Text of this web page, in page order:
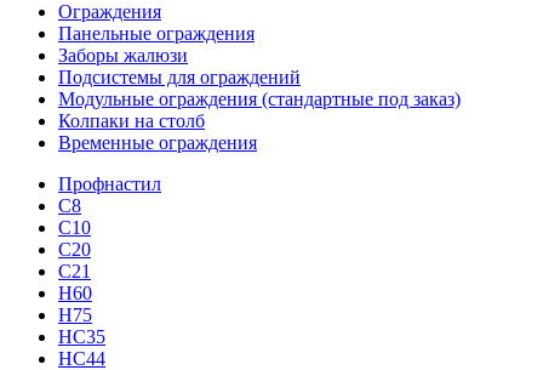
Ограждения
Панельные ограждения
Заборы жалюзи
Подсистемы для ограждений
Модульные ограждения (стандартные под заказ)
Колпаки на столб
Временные ограждения
Профнастил
С8
С10
С20
С21
H60
H75
HС35
НС44